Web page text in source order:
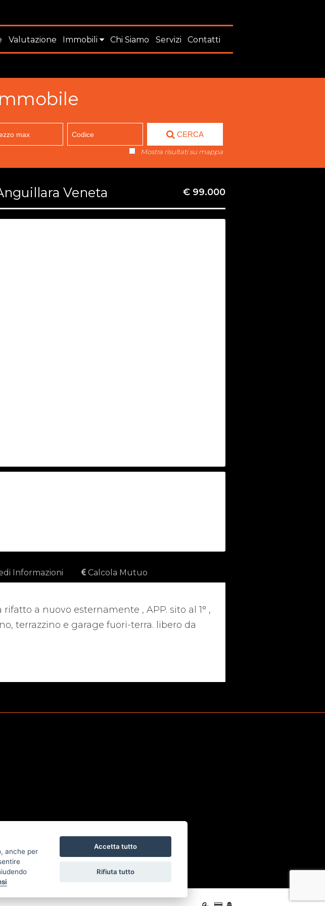
Valutazione Immobili Chi Siamo Servizi Contatti
CERCA
Mostra risultati su mappa
Veneta € 99.000
Informazioni Calcola Mutuo
a nuovo esternamente , APP. sito al 1° ,
terrazzino e garage fuori-terra. libero da
anche per
Accetta tutto
Rifiuta tutto